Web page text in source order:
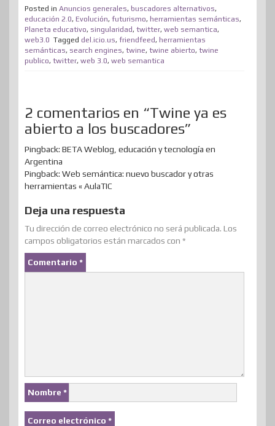
t
e
r
b
o
o
k
e
d
I
n
e
r
e
s
a
m
e
o
d
o
n
i
t
s
A
p
a
r
Posted in Anuncios generales, buscadores alternativos,
educación 2.0, Evolución, futurismo, herramientas semánticas,
Planeta educativo, singularidad, twitter, web semantica,
web3.0 Tagged del.icio.us, friendfeed, herramientas
semánticas, search engines, twine, twine abierto, twine
publico, twitter, web 3.0, web semantica
2 comentarios en “Twine ya es
abierto a los buscadores”
Pingback: BETA Weblog, educación y tecnología en
Argentina
Pingback: Web semántica: nuevo buscador y otras
herramientas « AulaTIC
Deja una respuesta
Tu dirección de correo electrónico no será publicada. Los
campos obligatorios están marcados con *
Comentario *
Nombre *
Correo electrónico *